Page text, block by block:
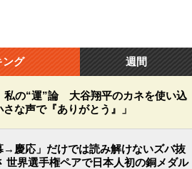
ング 週間
私の“運”論 大谷翔平のカネを使い込
な声で『ありがとう』」
→慶応」だけでは読み解けないズバ抜
世界選手権ペアで日本人初の銅メダル